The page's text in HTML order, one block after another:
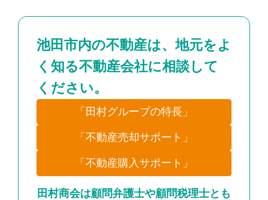
池田市内の不動産は、地元をよ
く知る不動産会社に相談して
ください。
「田村グループの特長」
「不動産売却サポート」
「不動産購入サポート」
田村商会は顧問弁護士や顧問税理士とも